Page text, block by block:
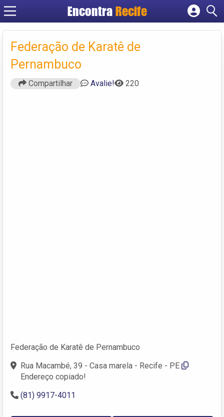
Encontra Recife
Cadastrar empresa
Criar conta
Federação de Karatê de
Pernambuco
Compartilhar Avalie! 220
Federação de Karatê de Pernambuco
Rua Macambé, 39 - Casa marela - Recife - PE
Endereço copiado!
(81) 9917-4011